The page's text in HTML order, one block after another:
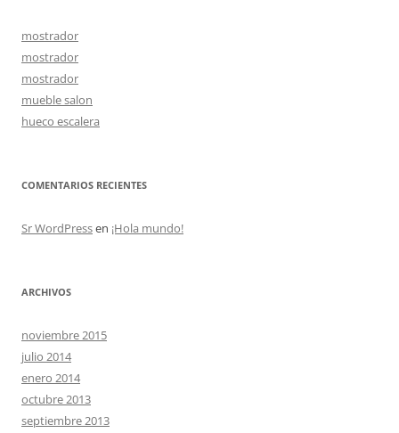
mostrador
mostrador
mostrador
mueble salon
hueco escalera
COMENTARIOS RECIENTES
Sr WordPressen ¡Hola mundo!
ARCHIVOS
noviembre 2015
julio 2014
enero 2014
octubre 2013
septiembre 2013